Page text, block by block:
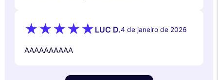
LUC D.4 de janeiro de 2026
AAAAAAAAAA